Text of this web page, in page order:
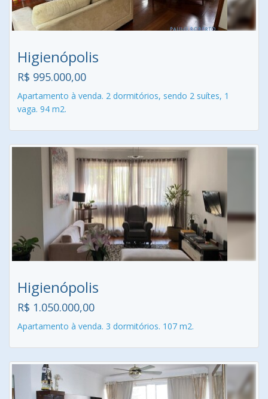
Higienópolis
R$ 995.000,00
Apartamento à venda. 2 dormitórios, sendo 2 suítes, 1
vaga. 94 m2.
Higienópolis
R$ 1.050.000,00
Apartamento à venda. 3 dormitórios. 107 m2.